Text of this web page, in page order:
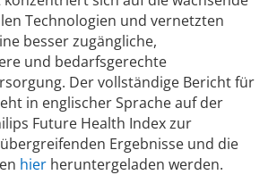
Technologien und vernetzten
besser zugängliche,
und bedarfsgerechte
Der vollständige Bericht für
in englischer Sprache auf der
Future Health Index zur
Ergebnisse und die
hier heruntergeladen werden.